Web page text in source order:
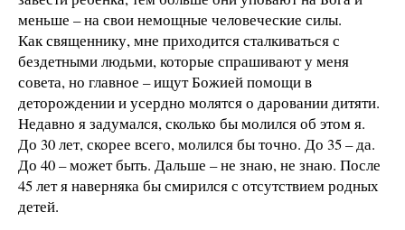
меньше – на свои немощные человеческие силы.
Как священнику, мне приходится сталкиваться с
бездетными людьми, которые спрашивают у меня
совета, но главное – ищут Божией помощи в
деторождении и усердно молятся о даровании дитяти.
Недавно я задумался, сколько бы молился об этом я.
До 30 лет, скорее всего, молился бы точно. До 35 – да.
До 40 – может быть. Дальше – не знаю, не знаю. После
45 лет я наверняка бы смирился с отсутствием родных
детей.